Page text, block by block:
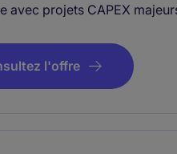
avec projets CAPEX
l'offre